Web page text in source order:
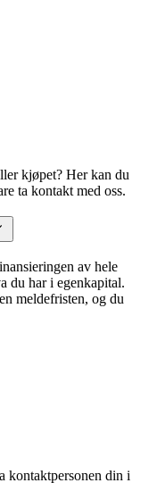
kjøpet? Her kan du
ta kontakt med oss.
av hele
du har i egenkapital.
meldefristen, og du
kontaktpersonen din i